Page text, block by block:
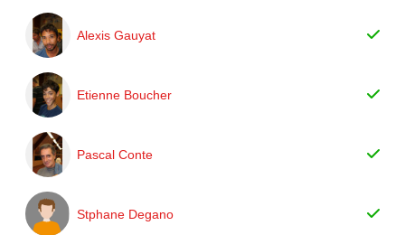
Alexis Gauyat
Etienne Boucher
Pascal Conte
Stphane Degano